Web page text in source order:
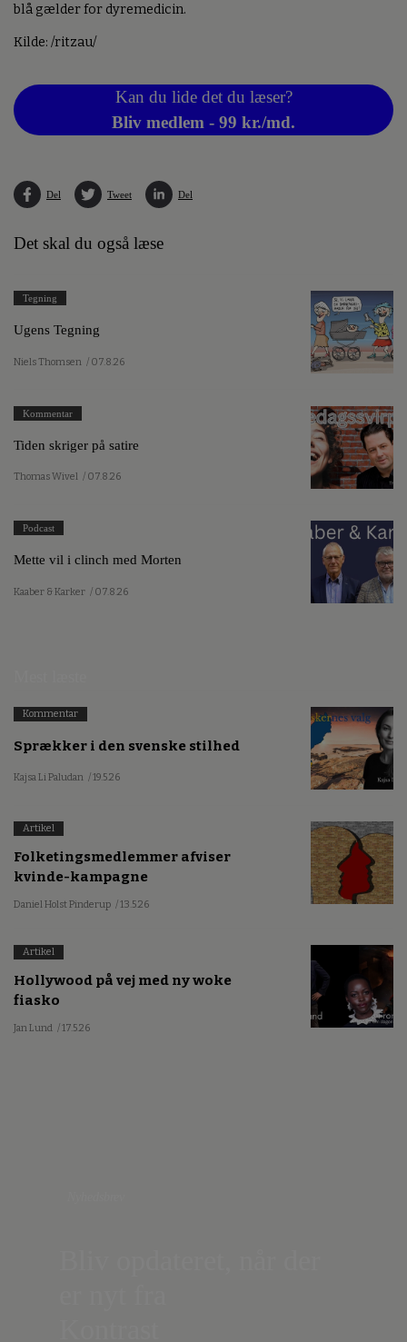
blå gælder for dyremedicin.
Kilde: /ritzau/
Kan du lide det du læser?
Bliv medlem - 99 kr./md.
Del Tweet Del
Det skal du også læse
Tegning
Ugens Tegning
Niels Thomsen / 07.8.26
Kommentar
Tiden skriger på satire
Thomas Wivel / 07.8.26
Podcast
Mette vil i clinch med Morten
Kaaber & Karker / 07.8.26
Kommentar
Sprækker i den svenske stilhed
Kajsa Li Paludan / 19.5.26
Artikel
Folketingsmedlemmer afviser
kvinde-kampagne
Daniel Holst Pinderup / 13.5.26
Artikel
Hollywood på vej med ny woke
fiasko
Jan Lund / 17.5.26